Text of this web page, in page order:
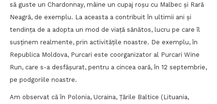
să guste un Chardonnay, mâine un cupaj roșu cu Malbec și Rară
Neagră, de exemplu. La aceasta a contribuit în ultimii ani și
tendința de a adopta un mod de viață sănătos, lucru pe care îl
susținem realmente, prin activitățile noastre. De exemplu, în
Republica Moldova, Purcari este coorganizator al Purcari Wine
Run, care s-a desfășurat, pentru a cincea oară, în 12 septembrie,
pe podgoriile noastre.
Am observat că în Polonia, Ucraina, Țările Baltice (Lituania,